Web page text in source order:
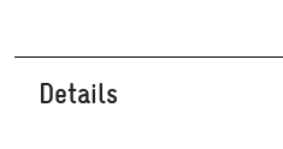
Details